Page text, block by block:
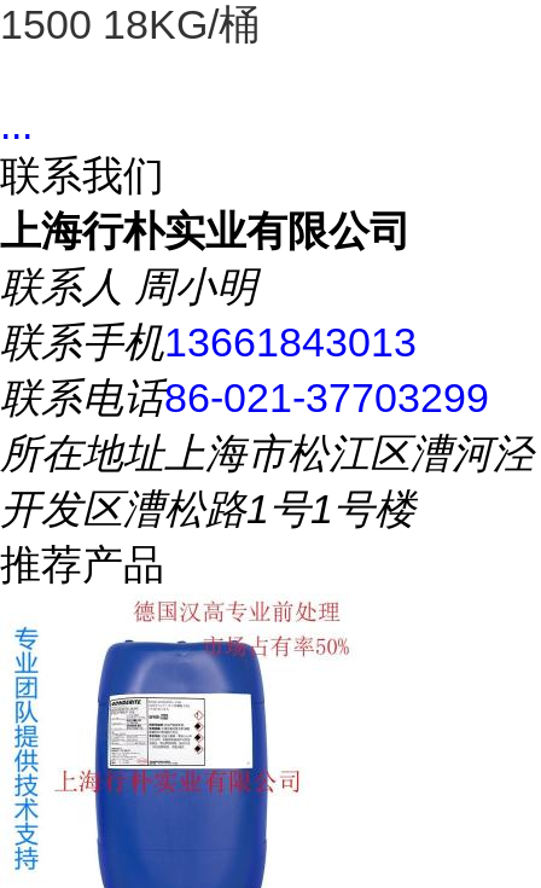
1500 18KG/桶
...
联系我们
上海行朴实业有限公司
联系人 周小明
联系手机13661843013
联系电话86-021-37703299
所在地址上海市松江区漕河泾
开发区漕松路1号1号楼
推荐产品